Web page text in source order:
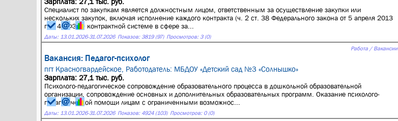
Специалист по закупкам является должностным лицом, ответственным за осуществление закупки или
нескольких закупок, включая исполнение каждого контракта (ч. 2 ст. 38 Федерального закона от 5 апреля 2013
г. N 44-ФЗ "О контрактной системе в сфере за...
Даты: 13.01.2026-31.07.2026 Показов: 3819 (97) Просмотров: 3 (0)
Работа / Вакансии
Вакансия: Педагог-психолог
пгт Красногвардейское, Работодатель: МБДОУ «Детский сад №3 «Солнышко»
Зарплата: 27,1 тыс. руб.
Психолого-педагогическое сопровождение образовательного процесса в дошкольной образовательной
организации, сопровождение основных и дополнительных образовательных программ. Оказание психолого-
педагогической помощи лицам с ограниченными возможнос...
Даты: 13.01.2026-31.07.2026 Показов: 4924 (103) Просмотров: 0 (0)